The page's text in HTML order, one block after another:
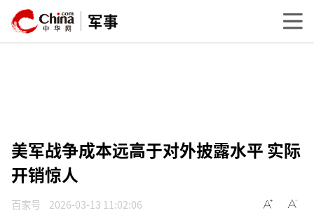
军事
美军战争成本远高于对外披露水平 实际
开销惊人
百家号 2026-03-13 11:02:06